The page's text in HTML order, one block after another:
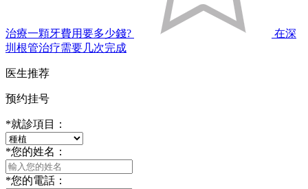
治療一顆牙費用要多少錢?
在深
圳根管治疗需要几次完成
医生推荐
预约挂号
*就診項目：
*您的姓名：
*您的電話：